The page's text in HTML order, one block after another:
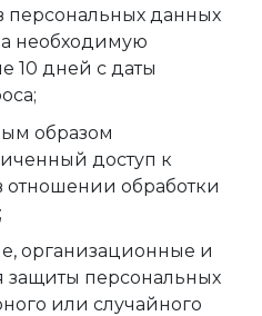
персональных данных
необходимую
10 дней с даты
образом
доступ к
отношении обработки
организационные и
защиты персональных
или случайного